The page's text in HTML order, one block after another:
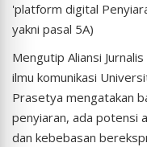
'platform digital
yakni pasal 5A)
Mengutip Aliansi
ilmu komunikasi
Prasetya mengatakan
penyiaran, ada potensi
dan kebebasan